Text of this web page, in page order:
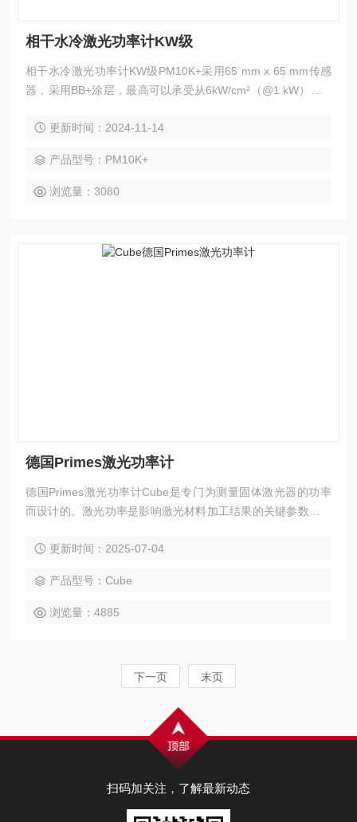
相干水冷激光功率计KW级
相干水冷激光功率计KW级PM10K+采用65 mm x 65 mm传感
器，采用BB+涂层，最高可以承受从6kW/cm²（@1 kW）到2.
0 kW的功率，间歇测量高达12 kW的功率。您可以选择USB +
容相干的独立功率计表头，可以单独订购。
更新时间：2024-11-14
产品型号：PM10K+
浏览量：3080
德国Primes激光功率计
德国Primes激光功率计Cube是专门为测量固体激光器的功率
而设计的。激光功率是影响激光材料加工结果的关键参数。激
须直接测量激光功率或在加工位置附近测量的原因。
更新时间：2025-07-04
产品型号：Cube
浏览量：4885
下一页 末页
扫码加关注，了解最新动态